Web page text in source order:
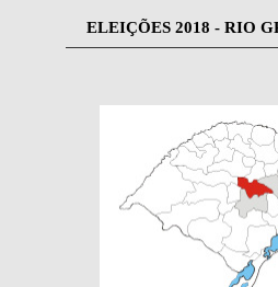
ELEIÇÕES 2018 - RIO